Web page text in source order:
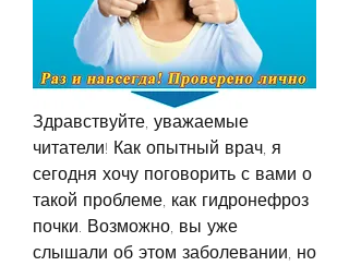
Здравствуйте, уважаемые
читатели! Как опытный врач, я
сегодня хочу поговорить с вами о
такой проблеме, как гидронефроз
почки. Возможно, вы уже
слышали об этом заболевании, но